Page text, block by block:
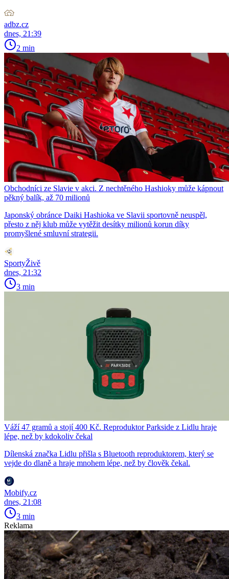
adbz.cz
dnes, 21:39
2 min
Obchodníci ze Slavie v akci. Z nechtěného Hashioky může kápnout
pěkný balík, až 70 milionů
Japonský obránce Daiki Hashioka ve Slavii sportovně neuspěl,
přesto z něj klub může vytěžit desítky milionů korun díky
promyšlené smluvní strategii.
SportyŽivě
dnes, 21:32
3 min
Váží 47 gramů a stojí 400 Kč. Reproduktor Parkside z Lidlu hraje
lépe, než by kdokoliv čekal
Dílenská značka Lidlu přišla s Bluetooth reproduktorem, který se
vejde do dlaně a hraje mnohem lépe, než by člověk čekal.
Mobify.cz
dnes, 21:08
3 min
Reklama